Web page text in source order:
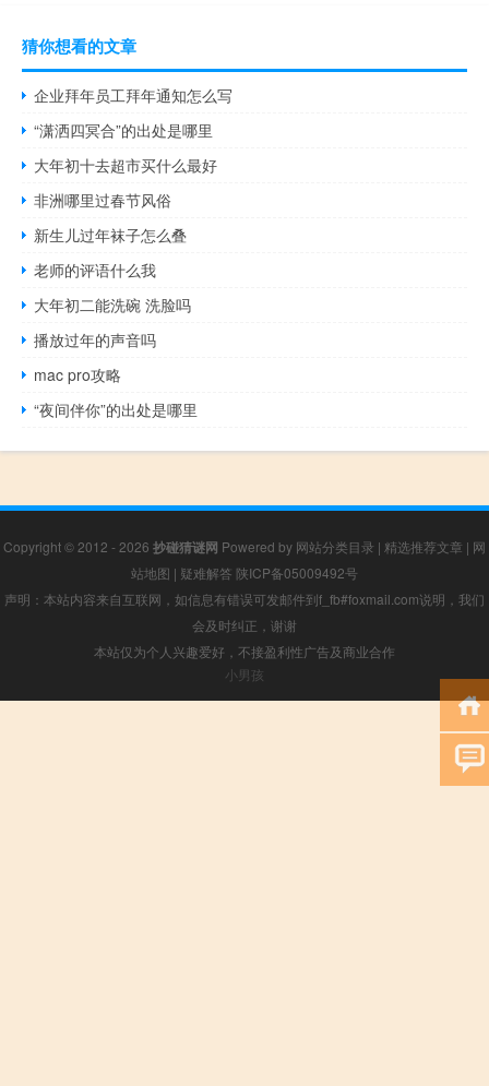
猜你想看的文章
企业拜年员工拜年通知怎么写
“潇洒四冥合”的出处是哪里
大年初十去超市买什么最好
非洲哪里过春节风俗
新生儿过年袜子怎么叠
老师的评语什么我
大年初二能洗碗 洗脸吗
播放过年的声音吗
mac pro攻略
“夜间伴你”的出处是哪里
Copyright © 2012 - 2026 抄碰猜谜网 Powered by 网站分类目录 | 精选推荐文章 | 网
站地图 | 疑难解答 陕ICP备05009492号
声明：本站内容来自互联网，如信息有错误可发邮件到f_fb#foxmail.com说明，我们
会及时纠正，谢谢
本站仅为个人兴趣爱好，不接盈利性广告及商业合作
小男孩